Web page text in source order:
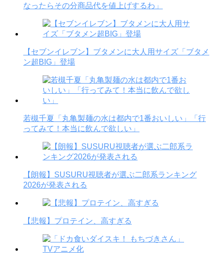
なったらその分商品代を値上げするわ」
【セブンイレブン】ブタメンに大人用サイズ「ブタメ
ン超BIG」登場
若槻千夏「丸亀製麺の水は都内で1番おいしい」「行
ってみて！本当に飲んで欲しい」
【朗報】SUSURU視聴者が選ぶ二郎系ランキング
2026が発表される
【悲報】プロテイン、高すぎる